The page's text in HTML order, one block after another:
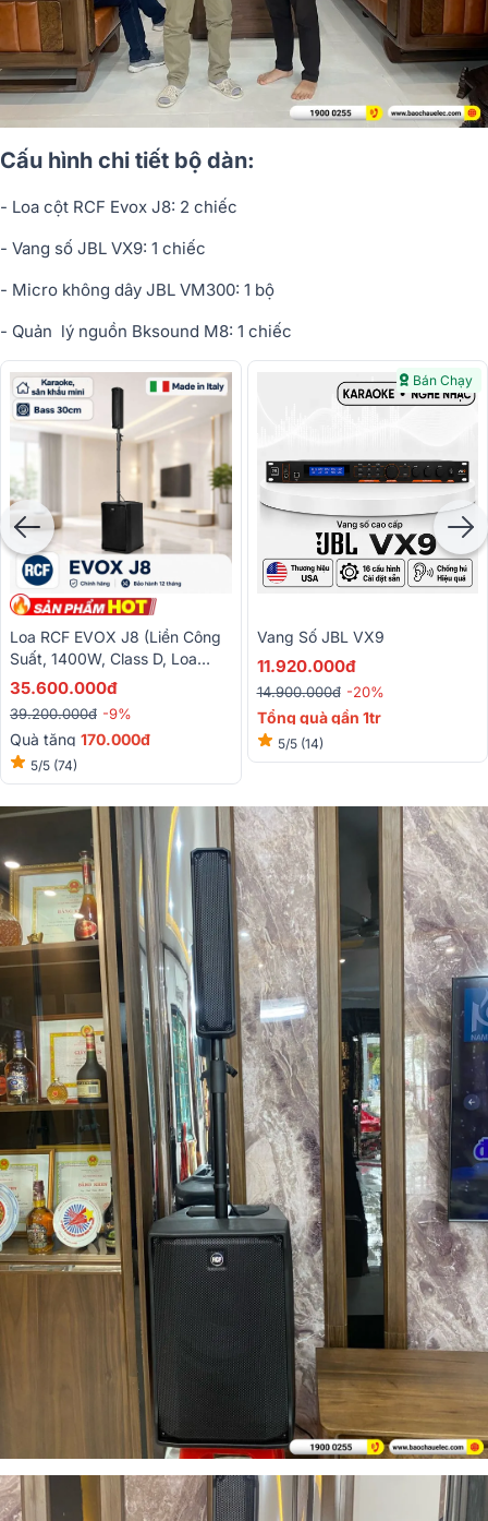
Cấu hình chi tiết bộ dàn:
- Loa cột RCF Evox J8: 2 chiếc
- Vang số JBL VX9: 1 chiếc
- Micro không dây JBL VM300: 1 bộ
- Quản lý nguồn Bksound M8: 1 chiếc
Loa RCF EVOX J8 (liền Công
Suất, 1400W, Class D, Loa
Column, SX: ITALY)
35.600.000đ
39.200.000đ -9%
Quà tặng 170.000đ
PMH500.000đ
5/5 (74)
Bán Chạy
Vang Số JBL VX9
11.920.000đ
14.900.000đ -20%
Tổng quà gần 1tr
5/5 (14)